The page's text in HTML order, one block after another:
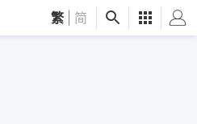
繁 简